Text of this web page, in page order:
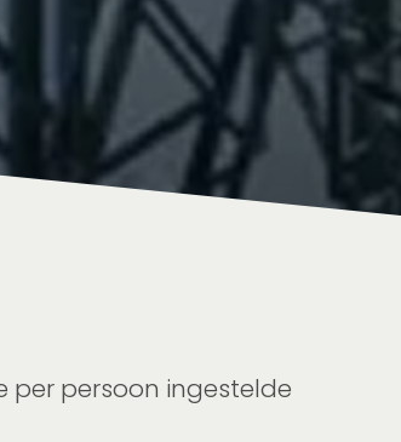
per persoon ingestelde